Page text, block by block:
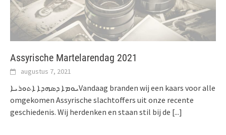
Assyrische Martelarendag 2021
augustus 7, 2021
ܝܘܡܐ ܕܣܗܕܐ ܐܬܘܪܝܐVandaag branden wij een kaars voor alle
omgekomen Assyrische slachtoffers uit onze recente
geschiedenis. Wij herdenken en staan stil bij de [...]